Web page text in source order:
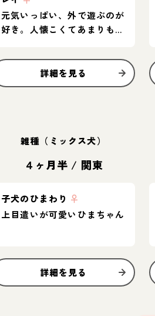
元気いっぱい、外で遊ぶのが
好き。人懐こくてあまりもの
詳細を見る
雑種（ミックス犬）
４ヶ月半 / 関東
子犬のひまわり ♀
上目遣いが可愛いひまちゃん
詳細を見る